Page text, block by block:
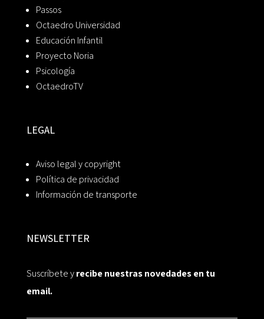
Passos
Octaedro Universidad
Educación Infantil
Proyecto Noria
Psicología
OctaedroTV
LEGAL
Aviso legal y copyright
Política de privacidad
Información de transporte
NEWSLETTER
Suscríbete yrecibe nuestras novedades en tu
email.